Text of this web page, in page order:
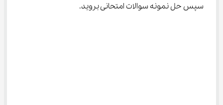
سپس حل نمونه سوالات امتحانی بروید.